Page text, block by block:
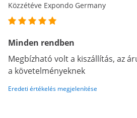
Közzétéve Expondo Germany
Minden rendben
Megbízható volt a kiszállítás, az
a követelményeknek
Eredeti értékelés megjelenítése